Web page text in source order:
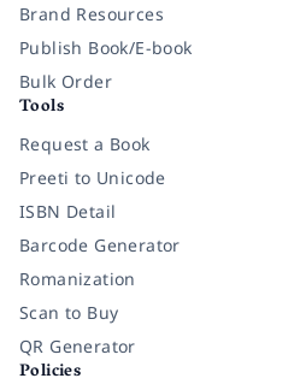
Brand Resources
Publish Book/E-book
Bulk Order
Tools
Request a Book
Preeti to Unicode
ISBN Detail
Barcode Generator
Romanization
Scan to Buy
QR Generator
Policies